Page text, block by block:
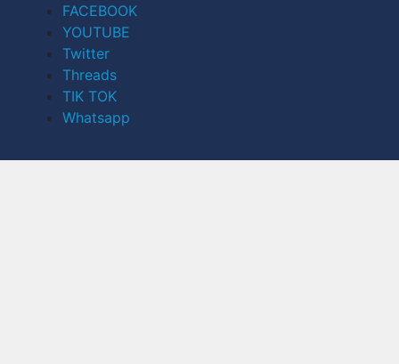
FACEBOOK
YOUTUBE
Twitter
Threads
TIK TOK
Whatsapp